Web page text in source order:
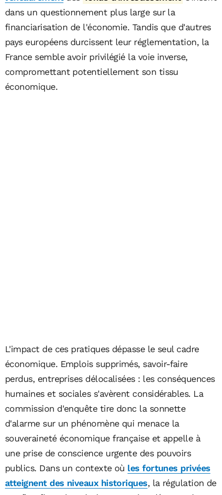
dans un questionnement plus large sur la
financiarisation de l'économie. Tandis que d'autres
pays européens durcissent leur réglementation, la
France semble avoir privilégié la voie inverse,
compromettant potentiellement son tissu
économique.
L'impact de ces pratiques dépasse le seul cadre
économique. Emplois supprimés, savoir-faire
perdus, entreprises délocalisées : les conséquences
humaines et sociales s'avèrent considérables. La
commission d'enquête tire donc la sonnette
d'alarme sur un phénomène qui menace la
souveraineté économique française et appelle à
une prise de conscience urgente des pouvoirs
publics. Dans un contexte où les fortunes privées
atteignent des niveaux historiques, la régulation de